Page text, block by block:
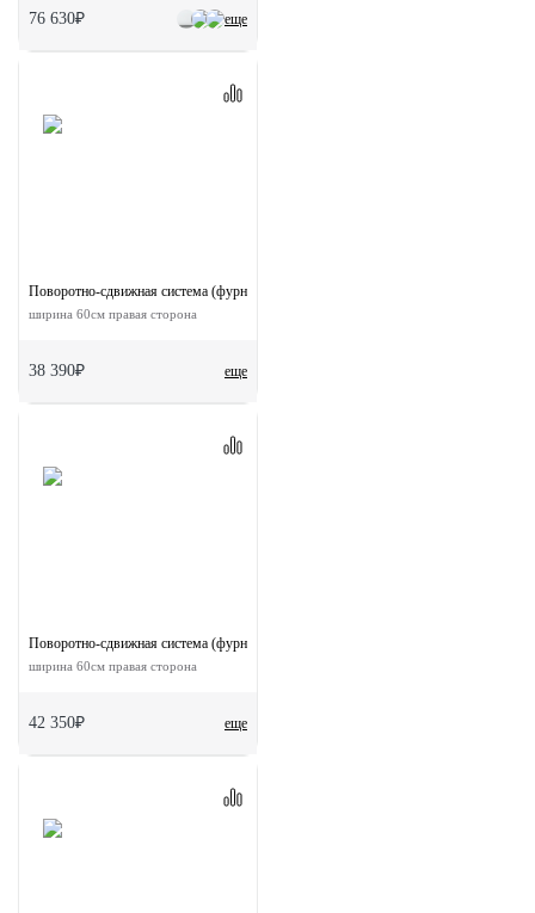
еще
76 630₽
еще
Поворотно-сдвижная система (фурнитура) для дверей 180-TWICE RIGHT 60
ширина 60см правая сторона
38 390₽
еще
Поворотно-сдвижная система (фурнитура) для дверей 90-TWICE RIGHT 60
ширина 60см правая сторона
42 350₽